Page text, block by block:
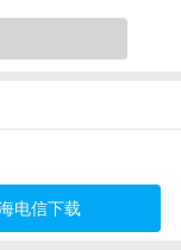
海电信下载